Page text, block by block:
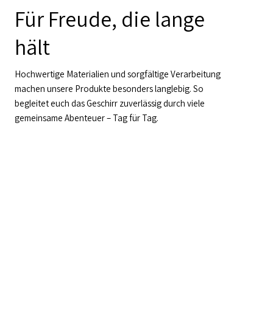
Für Freude, die lange
hält
Hochwertige Materialien und sorgfältige Verarbeitung
machen unsere Produkte besonders langlebig. So
begleitet euch das Geschirr zuverlässig durch viele
gemeinsame Abenteuer – Tag für Tag.